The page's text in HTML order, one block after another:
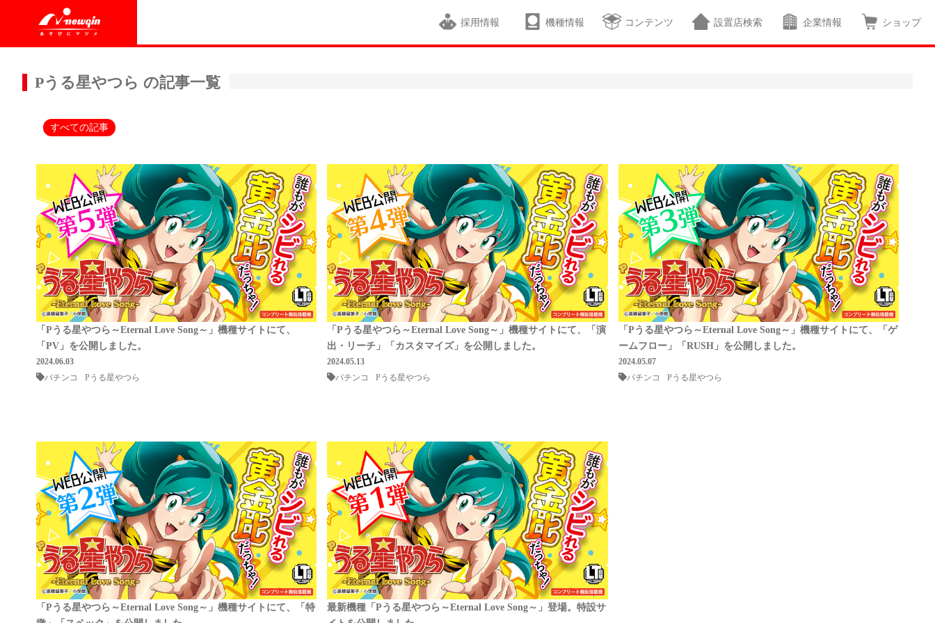
採用情報 機種情報 コンテンツ 設置店検索 企業情報 ショップ
Pうる星やつら の記事一覧
すべての記事
「Pうる星やつら～Eternal Love Song～」機種サイトにて、
「PV」を公開しました。
2024.06.03
パチンコ
Pうる星やつら
「Pうる星やつら～Eternal Love Song～」機種サイトにて、「演
出・リーチ」「カスタマイズ」を公開しました。
2024.05.13
パチンコ
Pうる星やつら
「Pうる星やつら～Eternal Love Song～」機種サイトにて、「ゲ
ームフロー」「RUSH」を公開しました。
2024.05.07
パチンコ
Pうる星やつら
「Pうる星やつら～Eternal Love Song～」機種サイトにて、「特
最新機種「Pうる星やつら～Eternal Love Song～」登場。特設サ